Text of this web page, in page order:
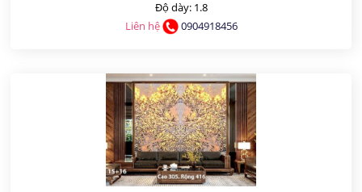
Độ dày: 1.8
Liên hệ
0904918456